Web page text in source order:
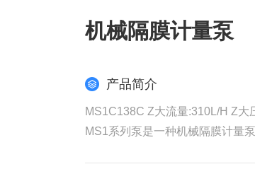
机械隔膜计量泵
产品简介
MS1C138C
MS1系列泵是一种机械隔膜计量